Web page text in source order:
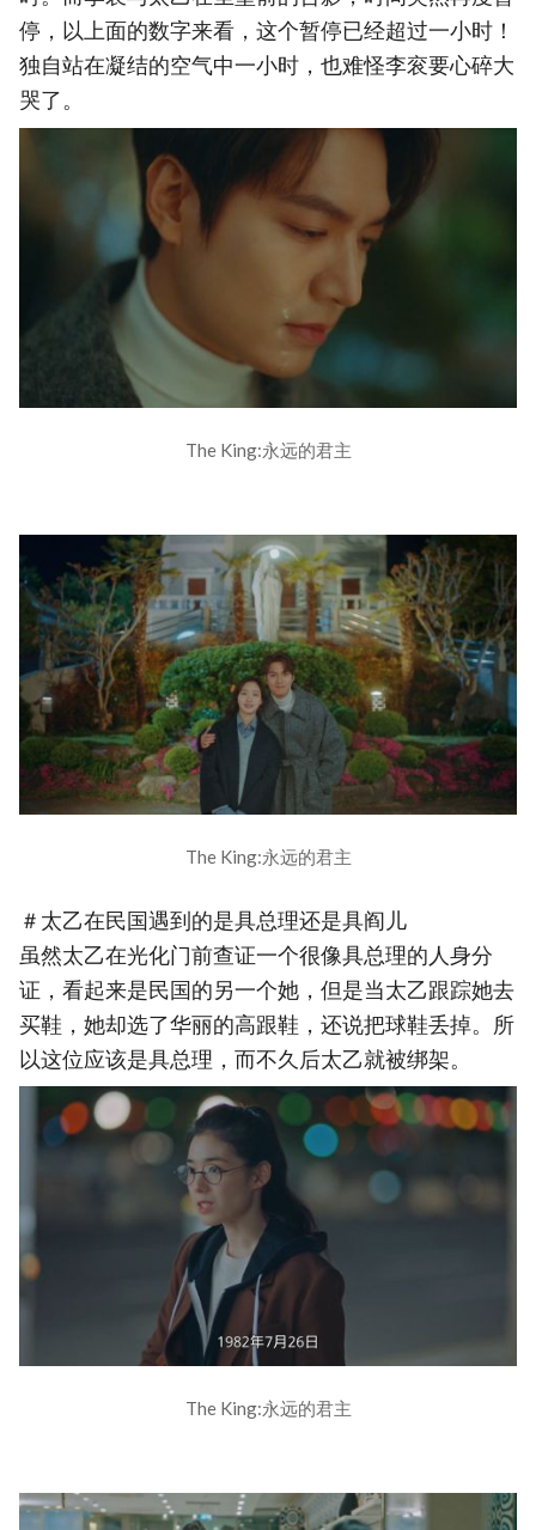
停，以上面的数字来看，这个暂停已经超过一小时！
独自站在凝结的空气中一小时，也难怪李衮要心碎大
哭了。
The King:永远的君主
The King:永远的君主
＃太乙在民国遇到的是具总理还是具阎儿
虽然太乙在光化门前查证一个很像具总理的人身分
证，看起来是民国的另一个她，但是当太乙跟踪她去
买鞋，她却选了华丽的高跟鞋，还说把球鞋丢掉。所
以这位应该是具总理，而不久后太乙就被绑架。
The King:永远的君主